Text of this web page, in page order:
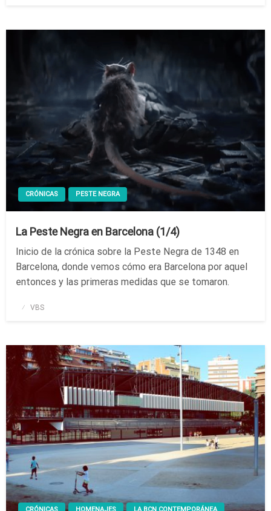
CRÓNICAS PESTE NEGRA
La Peste Negra en Barcelona (1/4)
Inicio de la crónica sobre la Peste Negra de 1348 en
Barcelona, donde vemos cómo era Barcelona por aquel
entonces y las primeras medidas que se tomaron.
Publicado
VBS